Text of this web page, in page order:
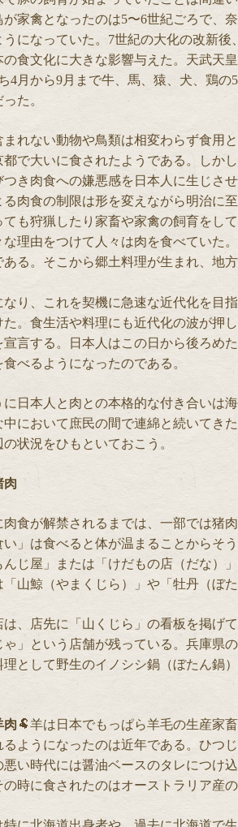
が家禽となったのは5〜6世紀ごろで、
うになっていた。7世紀の大化の改新
の食文化に大きな影響与えた。天武天
4月から9月まで牛、馬、猿、犬、鶏
た。
まれない動物や鳥類は相変わらず食用
都で大いに食されたようである。しか
つき肉食への嫌悪感を日本人に生じさ
る肉食の制限は形を変えながら明治に
ても狩猟したり家畜や家禽の飼育をして
な理由をつけて人々は肉を食べていた
ある。そこから郷土料理が生まれ、地
なり、これを契機に急速な近代化を目
た。食生活や料理にも近代化の波が押
宣言する。日本人はこの日から後ろめ
べるようになったのである。
に日本人と肉との本格的な付き合いは
中において庶民の間で連綿と続いてき
状況をひもといておこう。
肉
肉食が解禁されるまでは、一部では猪
い」は食べると体が温まることからそ
んじ屋」または「けだもの店（だな）
山鯨（やまくじら）」や「牡丹（ぼ
は、店先に「山くじら」の看板を掲げ
ゃ」という店舗が残っている。兵庫県
理として野生のイノシシ鍋（ぼたん鍋
肉 🐏羊は日本でもっぱら羊毛の生産家
るようになったのは近年である。ひつ
悪い時代には醤油ベースのタレにつけ
時に食されたのはオーストラリア産